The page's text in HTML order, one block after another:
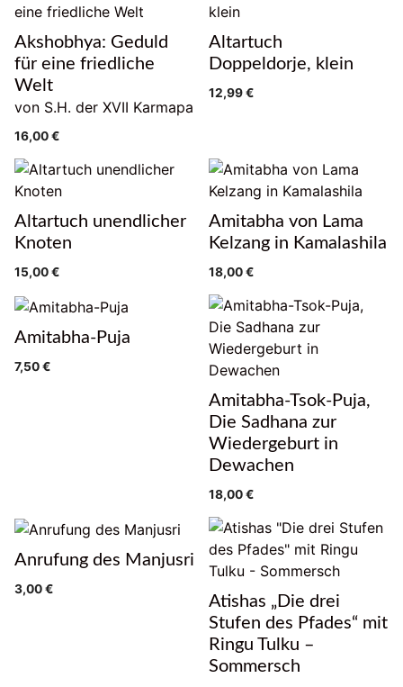
Akshobhya: Geduld
für eine friedliche
Welt
von S.H. der XVII Karmapa
16,00€
Altartuch
Doppeldorje, klein
12,99€
Altartuch unendlicher
Knoten
15,00€
Amitabha von Lama
Kelzang in Kamalashila
18,00€
Amitabha-Puja
7,50€
Amitabha-Tsok-Puja,
Die Sadhana zur
Wiedergeburt in
Dewachen
18,00€
Anrufung des Manjusri
3,00€
Atishas „Die drei
Stufen des Pfades“ mit
Ringu Tulku –
Sommersch